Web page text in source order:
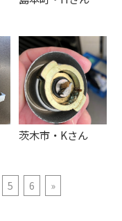
茨木市・Kさん
5 6 »